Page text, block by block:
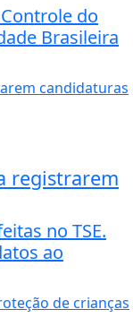
do
Brasileira
registrarem
no TSE.
ao